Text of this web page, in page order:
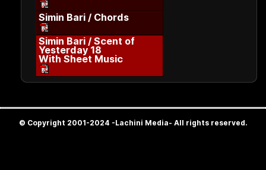
Simin Bari / Chords
Simin Bari / Scent of
Yesterday 18
With Sheet Music
© Copyright 2001-2024 -Lachini Media- All rights reserved.